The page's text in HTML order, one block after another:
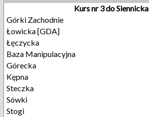
Kurs nr 3 do Siennicka
Górki Zachodnie
Łowicka [GDA]
Łęczycka
Baza Manipulacyjna
Górecka
Kępna
Steczka
Sówki
Stogi